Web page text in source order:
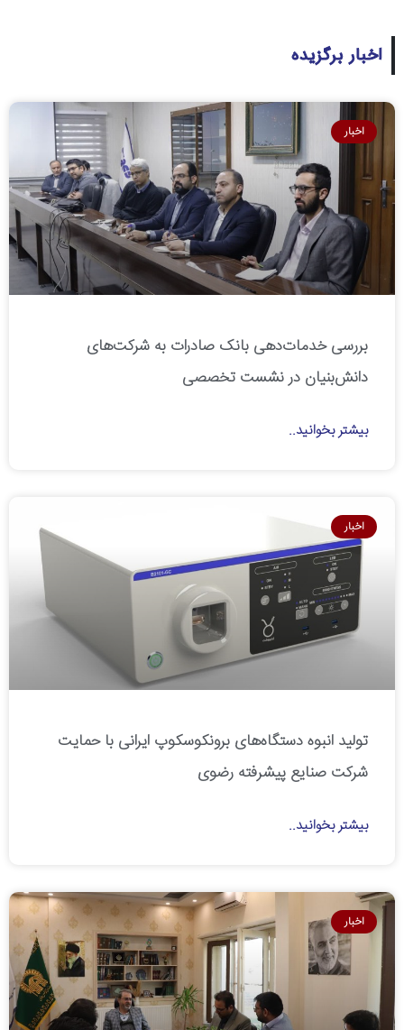
اخبار برگزیده
اخبار
بررسی خدمات‌دهی بانک صادرات به شرکت‌های
دانش‌بنیان در نشست تخصصی
بیشتر بخوانید..
اخبار
تولید انبوه دستگاه‌های برونکوسکوپ ایرانی با حمایت
شرکت صنایع پیشرفته رضوی
بیشتر بخوانید..
اخبار